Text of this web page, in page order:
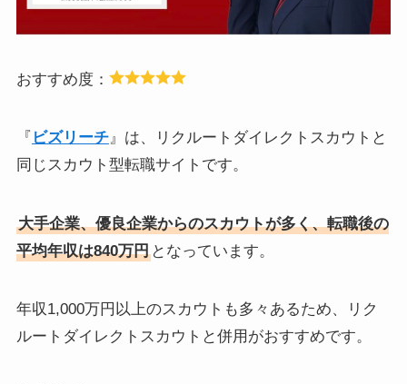
おすすめ度：
『 ビズリーチ』は、リクルートダイレクトスカウトと
同じスカウト型転職サイトです。
大手企業、優良企業からのスカウトが多く、転職後の
平均年収は840万円となっています。
年収1,000万円以上のスカウトも多々あるため、リク
ルートダイレクトスカウトと併用がおすすめです。